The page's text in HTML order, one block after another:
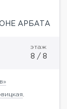
АРБАТА
этаж
8 / 8